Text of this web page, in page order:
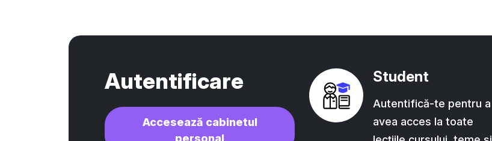
Autentificare
Accesează cabinetul
personal
Student
Autentifică-te pentru a
avea acces la toate